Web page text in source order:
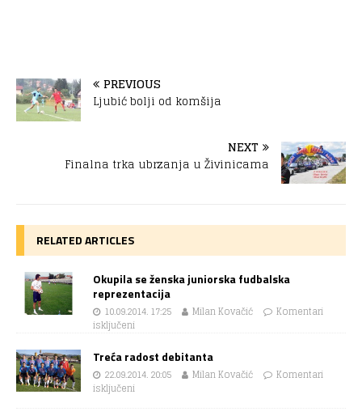
PREVIOUS
Ljubić bolji od komšija
NEXT
Finalna trka ubrzanja u Živinicama
RELATED ARTICLES
Okupila se ženska juniorska fudbalska
reprezentacija
10.09.2014. 17:25 Milan Kovačić
Komentari
isključeni
Treća radost debitanta
22.09.2014. 20:05 Milan Kovačić
Komentari
isključeni